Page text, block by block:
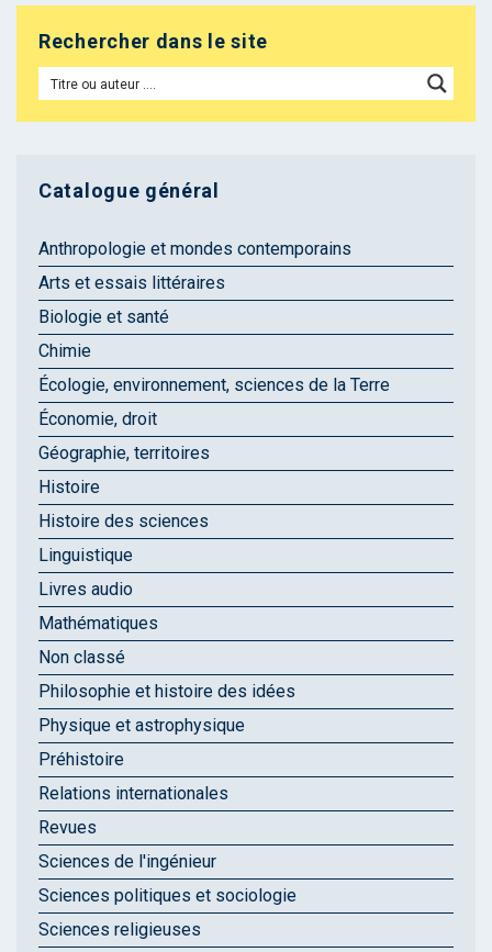
Rechercher dans le site
Catalogue général
Anthropologie et mondes contemporains
Arts et essais littéraires
Biologie et santé
Chimie
Écologie, environnement, sciences de la Terre
Économie, droit
Géographie, territoires
Histoire
Histoire des sciences
Linguistique
Livres audio
Mathématiques
Non classé
Philosophie et histoire des idées
Physique et astrophysique
Préhistoire
Relations internationales
Revues
Sciences de l'ingénieur
Sciences politiques et sociologie
Sciences religieuses